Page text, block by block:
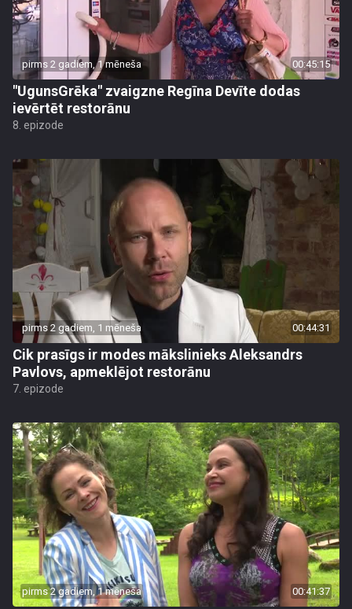
pirms 2 gadiem, 1 mēneša 00:45:15
"UgunsGrēka" zvaigzne Regīna Devīte dodas
ievērtēt restorānu
8. epizode
pirms 2 gadiem, 1 mēneša 00:44:31
Cik prasīgs ir modes mākslinieks Aleksandrs
Pavlovs, apmeklējot restorānu
7. epizode
pirms 2 gadiem, 1 mēneša 00:41:37